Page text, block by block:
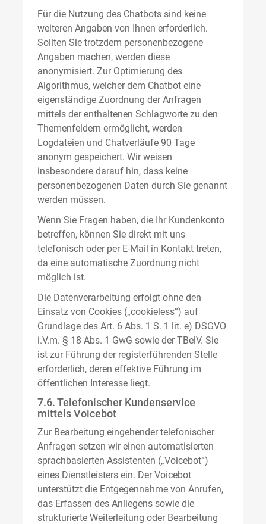
Für die Nutzung des Chatbots sind keine
weiteren Angaben von Ihnen erforderlich.
Sollten Sie trotzdem personenbezogene
Angaben machen, werden diese
anonymisiert. Zur Optimierung des
Algorithmus, welcher dem Chatbot eine
eigenständige Zuordnung der Anfragen
mittels der enthaltenen Schlagworte zu den
Themenfeldern ermöglicht, werden
Logdateien und Chatverläufe 90 Tage
anonym gespeichert. Wir weisen
insbesondere darauf hin, dass keine
personenbezogenen Daten durch Sie genannt
werden müssen.
Wenn Sie Fragen haben, die Ihr Kundenkonto
betreffen, können Sie direkt mit uns
telefonisch oder per E-Mail in Kontakt treten,
da eine automatische Zuordnung nicht
möglich ist.
Die Datenverarbeitung erfolgt ohne den
Einsatz von Cookies („cookieless“) auf
Grundlage des Art. 6 Abs. 1 S. 1 lit. e) DSGVO
i.V.m. § 18 Abs. 1 GwG sowie der TBelV. Sie
ist zur Führung der registerführenden Stelle
erforderlich, deren effektive Führung im
öffentlichen Interesse liegt.
7.6. Telefonischer Kundenservice
mittels Voicebot
Zur Bearbeitung eingehender telefonischer
Anfragen setzen wir einen automatisierten
sprachbasierten Assistenten („Voicebot“)
eines Dienstleisters ein. Der Voicebot
unterstützt die Entgegennahme von Anrufen,
das Erfassen des Anliegens sowie die
strukturierte Weiterleitung oder Bearbeitung